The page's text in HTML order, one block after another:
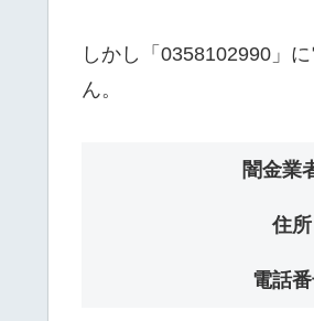
しかし「0358102990」
ん。
闇金業
住所
電話